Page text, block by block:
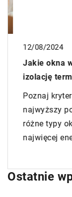
12/08/2024
Jakie okna
izolację
Poznaj
najwyższy
różne typy
najwięcej
Ostatnie